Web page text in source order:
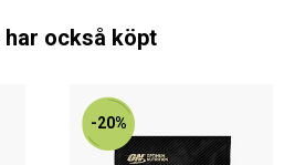
har också köpt
-20%